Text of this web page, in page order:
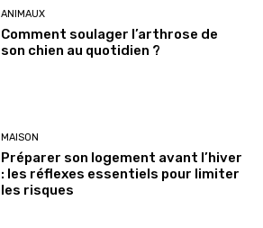
ANIMAUX
Comment soulager l’arthrose de
son chien au quotidien ?
MAISON
Préparer son logement avant l’hiver
: les réflexes essentiels pour limiter
les risques